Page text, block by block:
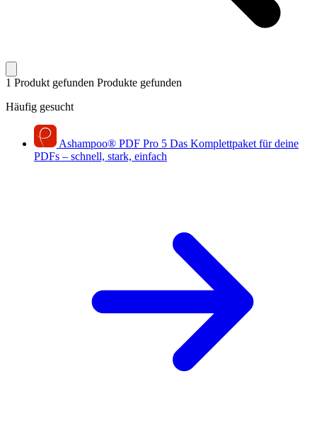
1 Produkt gefunden Produkte gefunden
Häufig gesucht
Ashampoo® PDF Pro 5 Das Komplettpaket für deine
PDFs – schnell, stark, einfach